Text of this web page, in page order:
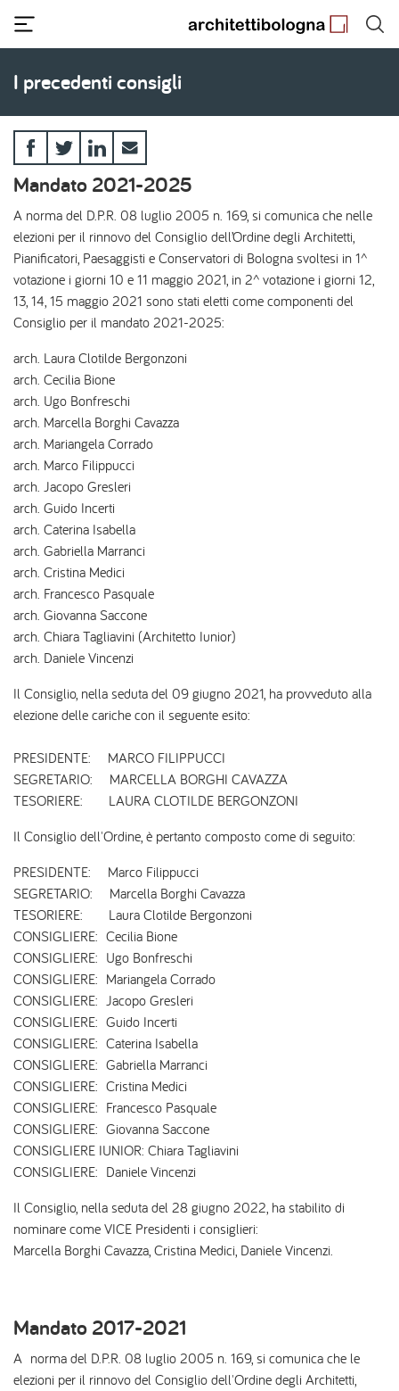
contenuto
principale
I precedenti consigli
Mandato 2021-2025
A norma del D.P.R. 08 luglio 2005 n. 169, si comunica che nelle
elezioni per il rinnovo del Consiglio dell’Ordine degli Architetti,
Pianificatori, Paesaggisti e Conservatori di Bologna svoltesi in 1^
votazione i giorni 10 e 11 maggio 2021, in 2^ votazione i giorni 12,
13, 14, 15 maggio 2021 sono stati eletti come componenti del
Consiglio per il mandato 2021-2025:
arch. Laura Clotilde Bergonzoni
arch. Cecilia Bione
arch. Ugo Bonfreschi
arch. Marcella Borghi Cavazza
arch. Mariangela Corrado
arch. Marco Filippucci
arch. Jacopo Gresleri
arch. Guido Incerti
arch. Caterina Isabella
arch. Gabriella Marranci
arch. Cristina Medici
arch. Francesco Pasquale
arch. Giovanna Saccone
arch. Chiara Tagliavini (Architetto Iunior)
arch. Daniele Vincenzi
Il Consiglio, nella seduta del 09 giugno 2021, ha provveduto alla
elezione delle cariche con il seguente esito:
PRESIDENTE: MARCO FILIPPUCCI
SEGRETARIO: MARCELLA BORGHI CAVAZZA
TESORIERE: LAURA CLOTILDE BERGONZONI
Il Consiglio dell'Ordine, è pertanto composto come di seguito:
PRESIDENTE: Marco Filippucci
SEGRETARIO: Marcella Borghi Cavazza
TESORIERE: Laura Clotilde Bergonzoni
CONSIGLIERE: Cecilia Bione
​CONSIGLIERE: Ugo Bonfreschi
CONSIGLIERE: Mariangela Corrado
CONSIGLIERE: Jacopo Gresleri
​​CONSIGLIERE: Guido Incerti
​​CONSIGLIERE: Caterina Isabella
​​CONSIGLIERE: Gabriella Marranci
CONSIGLIERE: Cristina Medici
​​CONSIGLIERE: Francesco Pasquale
CONSIGLIERE: Giovanna Saccone
CONSIGLIERE IUNIOR: Chiara Tagliavini
CONSIGLIERE: Daniele Vincenzi
Il Consiglio, nella seduta del 28 giugno 2022, ha stabilito di
nominare come VICE Presidenti i consiglieri:
Marcella Borghi Cavazza, Cristina Medici, Daniele Vincenzi.
Mandato 2017-2021
A norma del D.P.R. 08 luglio 2005 n. 169, si comunica che le
elezioni per il rinnovo del Consiglio dell'Ordine degli Architetti,